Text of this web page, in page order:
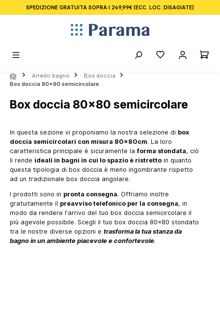
principale
SPEDIZIONE GRATUITA SOPRA I 249,99€ (ECC. LOC. DISAGIATE)
Arredo bagno
Box doccia
Box doccia 80x80 semicircolare
Box doccia 80x80 semicircolare
In questa sezione vi proponiamo la nostra selezione di box
doccia semicircolari con misura 80x80cm. La loro
caratteristica principale è sicuramente la forma stondata, ciò
li rende ideali in bagni in cui lo spazio è ristretto in quanto
questa tipologia di box doccia è meno ingombrante rispetto
ad un tradizionale box doccia angolare.
I prodotti sono in pronta consegna. Offriamo inoltre
gratuitamente il preavviso telefonico per la consegna, in
modo da rendere l'arrivo del tuo box doccia semicircolare il
più agevole possibile. Scegli il tuo box doccia 80x80 stondato
tra le nostre diverse opzioni e trasforma la tua stanza da
bagno in un ambiente piacevole e confortevole.